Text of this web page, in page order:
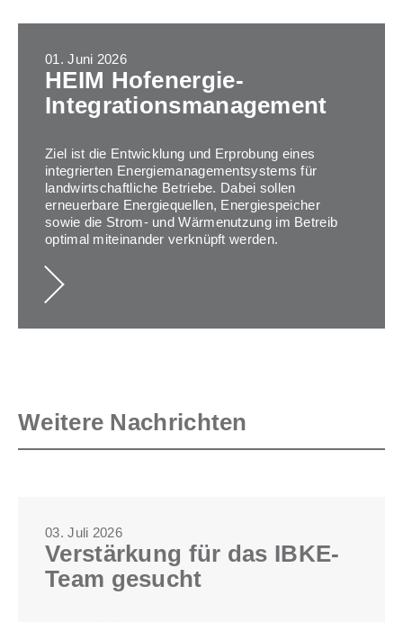
01. Juni 2026
HEIM Hofenergie-
Integrationsmanagement
Ziel ist die Entwicklung und Erprobung eines
integrierten Energiemanagementsystems für
landwirtschaftliche Betriebe. Dabei sollen
erneuerbare Energiequellen, Energiespeicher
sowie die Strom- und Wärmenutzung im Betreib
optimal miteinander verknüpft werden.
Weitere Nachrichten
03. Juli 2026
Verstärkung für das IBKE-
Team gesucht